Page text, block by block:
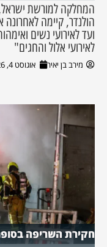
המחלקה למורשת
הולנדר, קיימה לאחרונה
ועד לאירועי נשים
לאירועי אלול והחגים"
מירב בן יאיר אוגוסט 4, 2026
חקירת השריפה